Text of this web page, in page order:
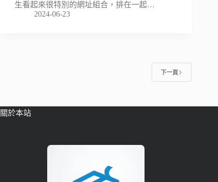
生看起來很特別的網址組合，排在一起…
2024-06-23
下一頁
關於本站